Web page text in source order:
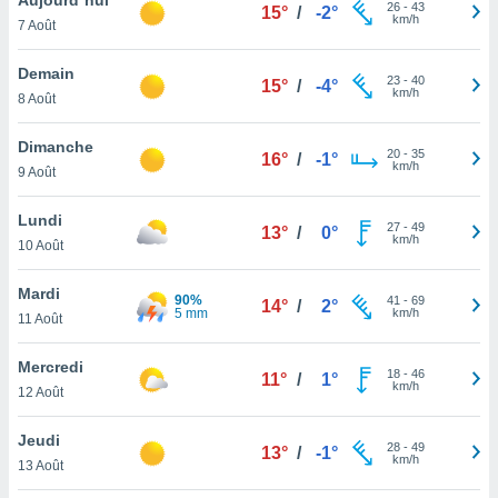
et
»,
au
vous
qu'ils
ou
le
ainsi
un
la
du
7 Août
15° / -2° 26- 43
km/h
Demain
8 Août
15° / -4° 23- 40
km/h
Dimanche
9 Août
16° / -1° 20- 35
km/h
Lundi
10 Août
13° / 0° 27- 49
km/h
Mardi
11 Août
90%
5 mm
14° / 2° 41 - 69
km/h
Mercredi
12 Août
11° / 1° 18- 46
km/h
Jeudi
13 Août
13° / -1° 28- 49
km/h